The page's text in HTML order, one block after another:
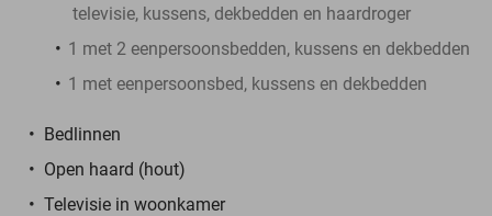
televisie, kussens, dekbedden en haardroger
1 met 2 eenpersoonsbedden, kussens en dekbedden
1 met eenpersoonsbed, kussens en dekbedden
Bedlinnen
Open haard (hout)
Televisie in woonkamer